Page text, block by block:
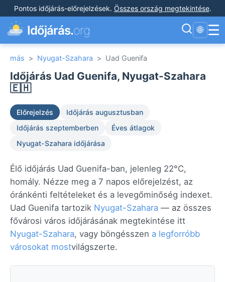
Pontos időjárás-előrejelzések. Összes ország megtekintése.
Időjárás.org 🌐 ☰
más > Nyugat-Szahara > Uad Guenifa
Időjárás Uad Guenifa, Nyugat-Szahara
🇪🇭
Előrejelzés
Időjárás augusztusban
Időjárás szeptemberben
Éves átlagok
Nyugat-Szahara időjárása
Élő időjárás Uad Guenifa-ban, jelenleg 22°C,
homály. Nézze meg a 7 napos előrejelzést, az
óránkénti feltételeket és a levegőminőség indexet.
Uad Guenifa tartozik Nyugat-Szahara — az összes
fővárosi város időjárásának megtekintése itt
Nyugat-Szahara, vagy böngésszen a legforróbb
városokat mostvilágszerte.